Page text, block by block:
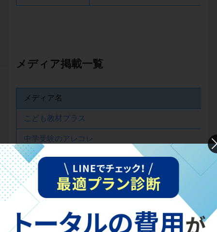
メディア掲載一覧
メディア名
こども教材プラス
中学受験のアレコレ
サクキミ英語（サクフリ株式会社運営)
賢い子に育てる環境作り
StudySearch（スタディサーチ）
アメ塾（インタビュー！「やればできるという自信」